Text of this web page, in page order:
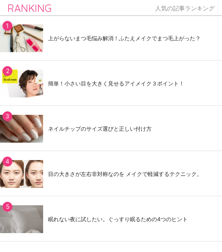
RANKING 人気の記事ランキング
上がらないまつ毛悩み解消！ふたえメイクでまつ毛上がった？
簡単！小さい目を大きく見せるアイメイク３ポイント！
ネイルチップのサイズ選びと正しい付け方
目の大きさが左右非対称なのを メイクで軽減するテクニック。
眠れない夜に試したい。ぐっすり眠るための4つのヒント